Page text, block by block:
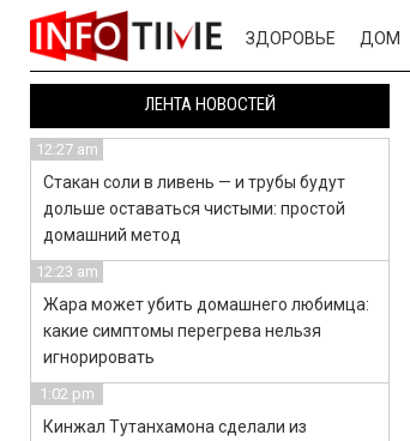
ЗДОРОВЬЕ ДОМ
ЛЕНТА НОВОСТЕЙ
12:27 am
Стакан соли в ливень — и трубы будут
дольше оставаться чистыми: простой
домашний метод
12:23 am
Жара может убить домашнего любимца:
какие симптомы перегрева нельзя
игнорировать
1:02 pm
Кинжал Тутанхамона сделали из